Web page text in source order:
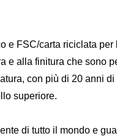
FSC/carta riciclata
e alla finitura che sono
con più di 20 anni
superiore.
di tutto il mondo e